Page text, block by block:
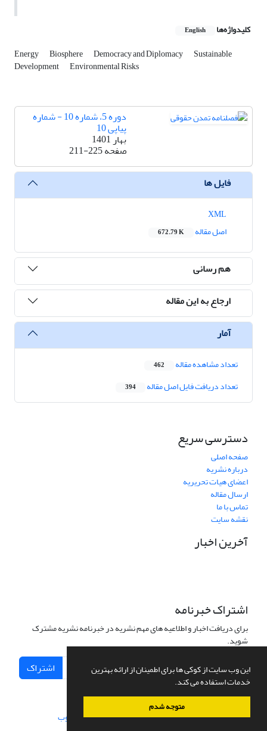
این وب سایت از کوکی ها برای اطمینان از ارائه بهترین
خدمات استفاده می کند.
متوجه شدم
کلیدواژه‌ها English
Energy Biosphere Democracy and Diplomacy Sustainable
Development Environmental Risks
دوره 5، شماره 10 - شماره
پیاپی 10
بهار 1401
صفحه211-225
فایل ها
اصل مقاله
672.79 K
هم رسانی
ارجاع به این مقاله
آمار
تعداد مشاهده مقاله 462
تعداد دریافت فایل اصل مقاله 394
دسترسی سریع
صفحه اصلی
درباره نشریه
اعضای هیات تحریریه
ارسال مقاله
تماس با ما
نقشه سایت
آخرین اخبار
اشتراک خبرنامه
برای دریافت اخبار و اطلاعیه های مهم نشریه در خبرنامه نشریه مشترک
شوید.
اشتراک
سامانه مدیریت نشریات علمی.طراحی و پیاده سازی از سیناوب